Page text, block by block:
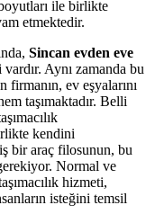
ile birlikte
etmektedir.
Sincan evden eve
Aynı zamanda bu
ev eşyalarını
taşımaktadır. Belli
kendini
bir araç filosunun, bu
Normal ve
hizmeti,
isteğini temsil